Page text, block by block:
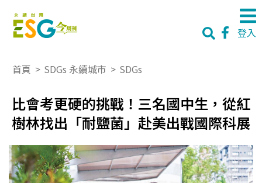
登入
首頁 > SDGs 永續城市 > SDGs
比會考更硬的挑戰！三名國中生，從紅
樹林找出「耐鹽菌」赴美出戰國際科展